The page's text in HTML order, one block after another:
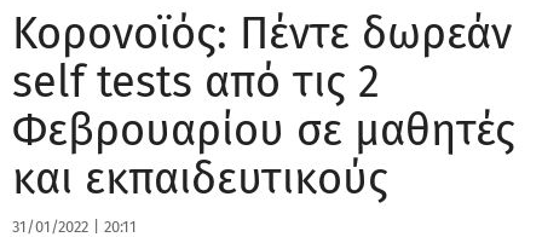
Κορονοϊός: Πέντε δωρεάν
self tests από τις 2
Φεβρουαρίου σε μαθητές
και εκπαιδευτικούς
31/01/2022 20:11